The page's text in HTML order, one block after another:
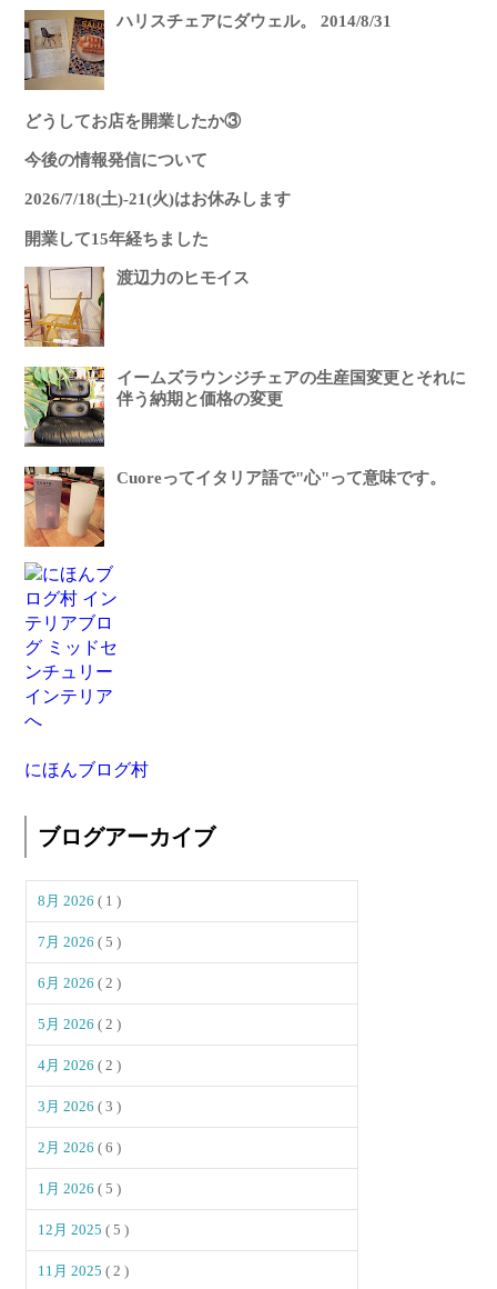
ハリスチェアにダウェル。 2014/8/31
どうしてお店を開業したか③
今後の情報発信について
2026/7/18(土)-21(火)はお休みします
開業して15年経ちました
渡辺力のヒモイス
イームズラウンジチェアの生産国変更とそれに
伴う納期と価格の変更
Cuoreってイタリア語で"心"って意味です。
にほんブログ村
ブログアーカイブ
8月 2026( 1 )
7月 2026( 5 )
6月 2026( 2 )
5月 2026( 2 )
4月 2026( 2 )
3月 2026( 3 )
2月 2026( 6 )
1月 2026( 5 )
12月 2025( 5 )
11月 2025( 2 )